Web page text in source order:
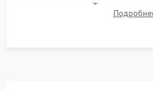
ударном стенде. Тестирование
темноте, дальности обнаружения